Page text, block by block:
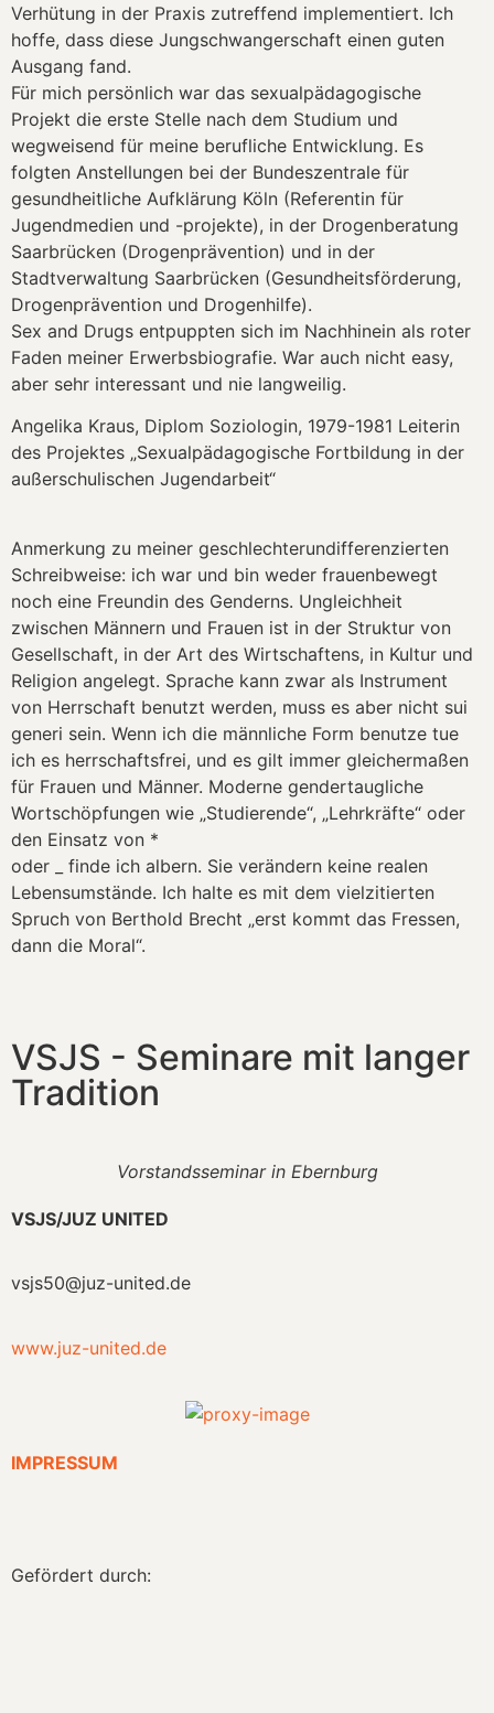
Verhütung in der Praxis zutreffend implementiert. Ich
hoffe, dass diese Jungschwangerschaft einen guten
Ausgang fand.
Für mich persönlich war das sexualpädagogische
Projekt die erste Stelle nach dem Studium und
wegweisend für meine berufliche Entwicklung. Es
folgten Anstellungen bei der Bundeszentrale für
gesundheitliche Aufklärung Köln (Referentin für
Jugendmedien und -projekte), in der Drogenberatung
Saarbrücken (Drogenprävention) und in der
Stadtverwaltung Saarbrücken (Gesundheitsförderung,
Drogenprävention und Drogenhilfe).
Sex and Drugs entpuppten sich im Nachhinein als roter
Faden meiner Erwerbsbiografie. War auch nicht easy,
aber sehr interessant und nie langweilig.
Angelika Kraus, Diplom Soziologin, 1979-1981 Leiterin
des Projektes „Sexualpädagogische Fortbildung in der
außerschulischen Jugendarbeit“
Anmerkung zu meiner geschlechterundifferenzierten
Schreibweise: ich war und bin weder frauenbewegt
noch eine Freundin des Genderns. Ungleichheit
zwischen Männern und Frauen ist in der Struktur von
Gesellschaft, in der Art des Wirtschaftens, in Kultur und
Religion angelegt. Sprache kann zwar als Instrument
von Herrschaft benutzt werden, muss es aber nicht sui
generi sein. Wenn ich die männliche Form benutze tue
ich es herrschaftsfrei, und es gilt immer gleichermaßen
für Frauen und Männer. Moderne gendertaugliche
Wortschöpfungen wie „Studierende“, „Lehrkräfte“ oder
den Einsatz von *
oder _ finde ich albern. Sie verändern keine realen
Lebensumstände. Ich halte es mit dem vielzitierten
Spruch von Berthold Brecht „erst kommt das Fressen,
dann die Moral“.
VSJS - Seminare mit langer
Tradition
Vorstandsseminar in Ebernburg
VSJS/JUZ UNITED
vsjs50@juz-united.de
www.juz-united.de
IMPRESSUM
Gefördert durch: